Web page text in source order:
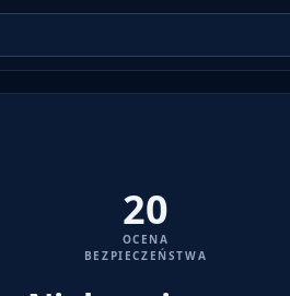
20
OCENA
BEZPIECZEŃSTWA